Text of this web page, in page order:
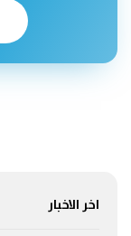
اخر الاخبار